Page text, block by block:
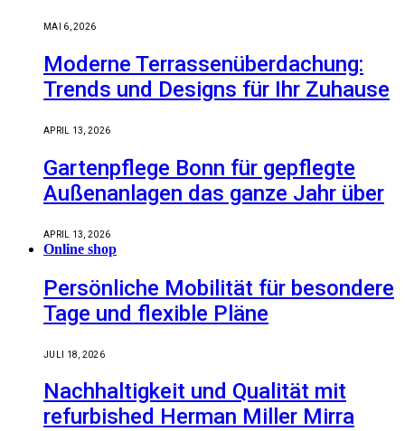
MAI 6, 2026
Moderne Terrassenüberdachung:
Trends und Designs für Ihr Zuhause
APRIL 13, 2026
Gartenpflege Bonn für gepflegte
Außenanlagen das ganze Jahr über
APRIL 13, 2026
Online shop
Persönliche Mobilität für besondere
Tage und flexible Pläne
JULI 18, 2026
Nachhaltigkeit und Qualität mit
refurbished Herman Miller Mirra